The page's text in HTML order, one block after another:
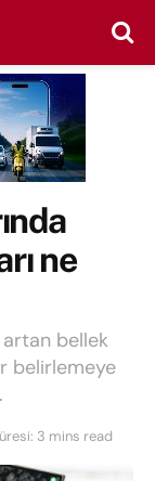
ne
artan bellek
belirlemeye
3 mins read